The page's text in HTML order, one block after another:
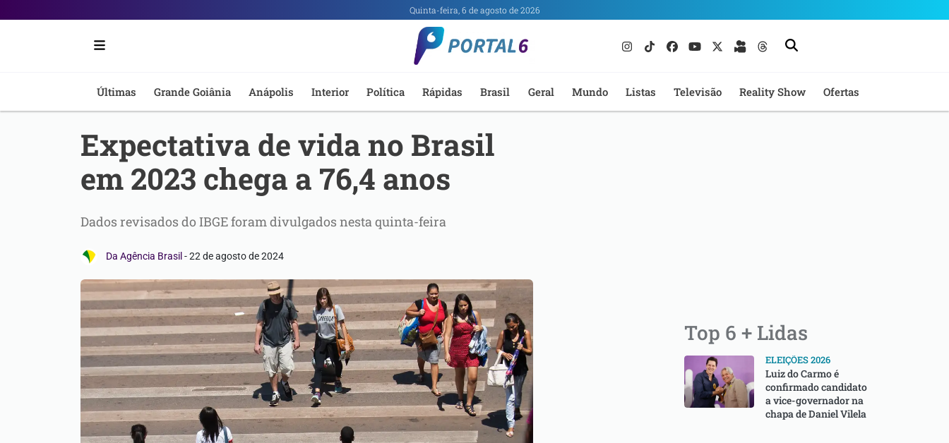
Portal
Notícias
Anápolis
Quinta-feira, 6 de agosto de 2026
Últimas Grande Goiânia Anápolis Interior Política Rápidas Brasil Geral Mundo Listas Televisão Reality Show Ofertas
Expectativa de vida no Brasil
em 2023 chega a 76,4 anos
Dados revisados do IBGE foram divulgados nesta quinta-feira
Da Agência Brasil -22 de agosto de 2024
Top 6 + Lidas
ELEIÇÕES 2026
Luiz do Carmo é
confirmado candidato
a vice-governador na
chapa de Daniel Vilela